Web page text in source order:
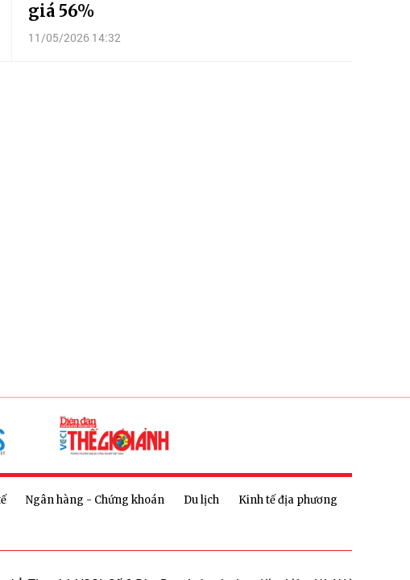
giá 56%
11/05/2026 14:32
Ngân hàng - Chứng khoán Du lịch
Kinh tế địa phương